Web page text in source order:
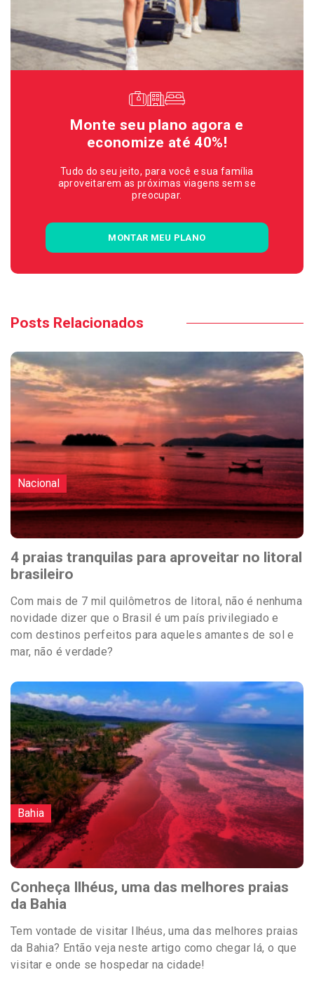
Monte seu plano agora e
economize até 40%!
Tudo do seu jeito, para você e sua família
aproveitarem as próximas viagens sem se
preocupar.
MONTAR MEU PLANO
Posts Relacionados
Nacional
4 praias tranquilas para aproveitar no litoral
brasileiro
Com mais de 7 mil quilômetros de litoral, não é nenhuma
novidade dizer que o Brasil é um país privilegiado e
com destinos perfeitos para aqueles amantes de sol e
mar, não é verdade?
Bahia
Conheça Ilhéus, uma das melhores praias
da Bahia
Tem vontade de visitar Ilhéus, uma das melhores praias
da Bahia? Então veja neste artigo como chegar lá, o que
visitar e onde se hospedar na cidade!